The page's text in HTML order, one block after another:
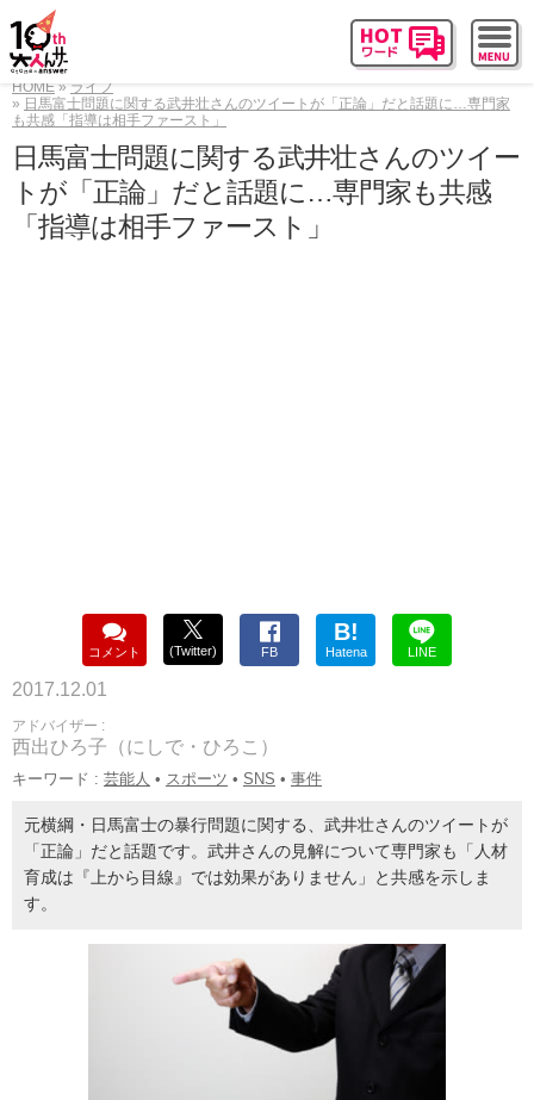
HOME
ライフ
日馬富士問題に関する武井壮さんのツイートが「正論」だと話題に…専門家
も共感「指導は相手ファースト」
日馬富士問題に関する武井壮さんのツイー
トが「正論」だと話題に…専門家も共感
「指導は相手ファースト」
コメント (Twitter) FB
B!
Hatena LINE
2017.12.01
アドバイザー :
西出ひろ子（にしで・ひろこ）
キーワード : 芸能人 • スポーツ • SNS • 事件
元横綱・日馬富士の暴行問題に関する、武井壮さんのツイートが
「正論」だと話題です。武井さんの見解について専門家も「人材
育成は『上から目線』では効果がありません」と共感を示しま
す。